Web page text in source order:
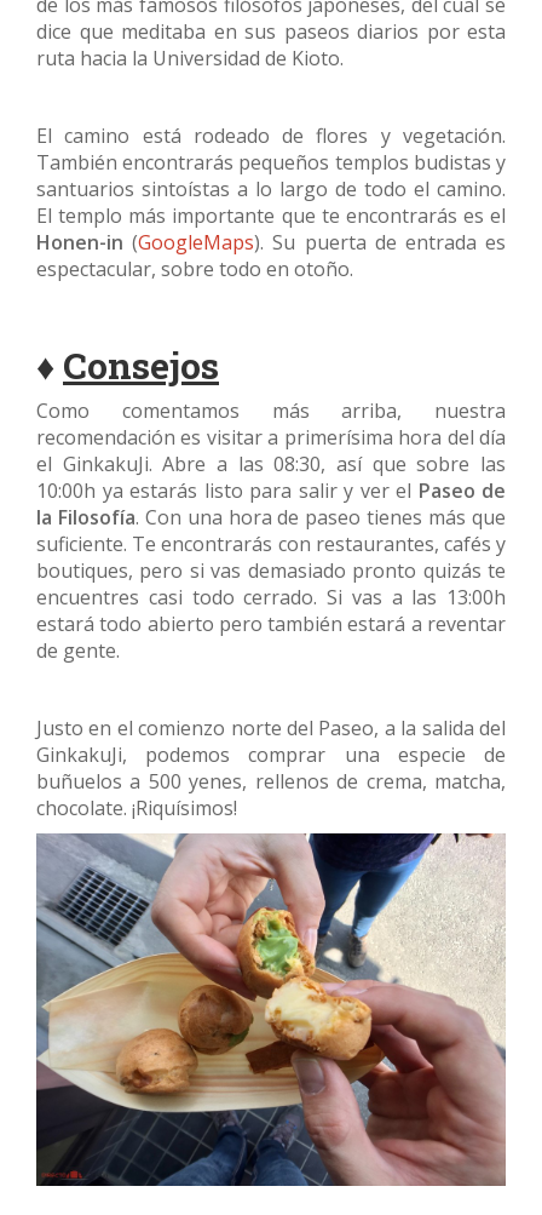
dice que meditaba en sus paseos diarios por esta
ruta hacia la Universidad de Kioto.
El camino está rodeado de flores y vegetación.
También encontrarás pequeños templos budistas y
santuarios sintoístas a lo largo de todo el camino.
El templo más importante que te encontrarás es el
Honen-in (GoogleMaps). Su puerta de entrada es
espectacular, sobre todo en otoño.
♦ Consejos
Como comentamos más arriba, nuestra
recomendación es visitar a primerísima hora del día
el GinkakuJi. Abre a las 08:30, así que sobre las
10:00h ya estarás listo para salir y ver el Paseo de
la Filosofía. Con una hora de paseo tienes más que
suficiente. Te encontrarás con restaurantes, cafés y
boutiques, pero si vas demasiado pronto quizás te
encuentres casi todo cerrado. Si vas a las 13:00h
estará todo abierto pero también estará a reventar
de gente.
Justo en el comienzo norte del Paseo, a la salida del
GinkakuJi, podemos comprar una especie de
buñuelos a 500 yenes, rellenos de crema, matcha,
chocolate. ¡Riquísimos!